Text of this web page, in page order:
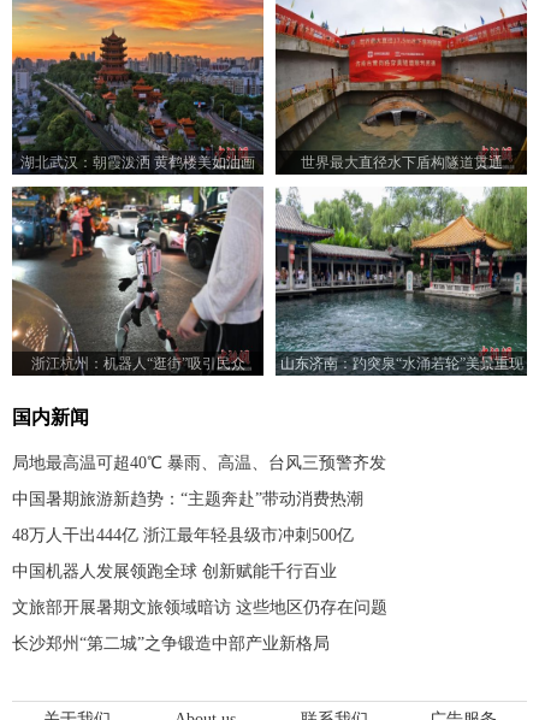
湖北武汉：朝霞泼洒 黄鹤楼美如油画 世界最大直径水下盾构隧道贯通
浙江杭州：机器人“逛街”吸引民众 山东济南：趵突泉“水涌若轮”美景重现
国内新闻
局地最高温可超40℃ 暴雨、高温、台风三预警齐发
中国暑期旅游新趋势：“主题奔赴”带动消费热潮
48万人干出444亿 浙江最年轻县级市冲刺500亿
中国机器人发展领跑全球 创新赋能千行百业
文旅部开展暑期文旅领域暗访 这些地区仍存在问题
长沙郑州“第二城”之争锻造中部产业新格局